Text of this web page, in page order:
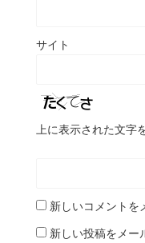
サイト
上に表示された文字
新しいコメントを
新しい投稿をメー